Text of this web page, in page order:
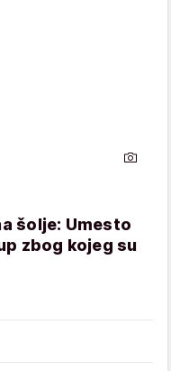
šolje: Umesto
zbog kojeg su